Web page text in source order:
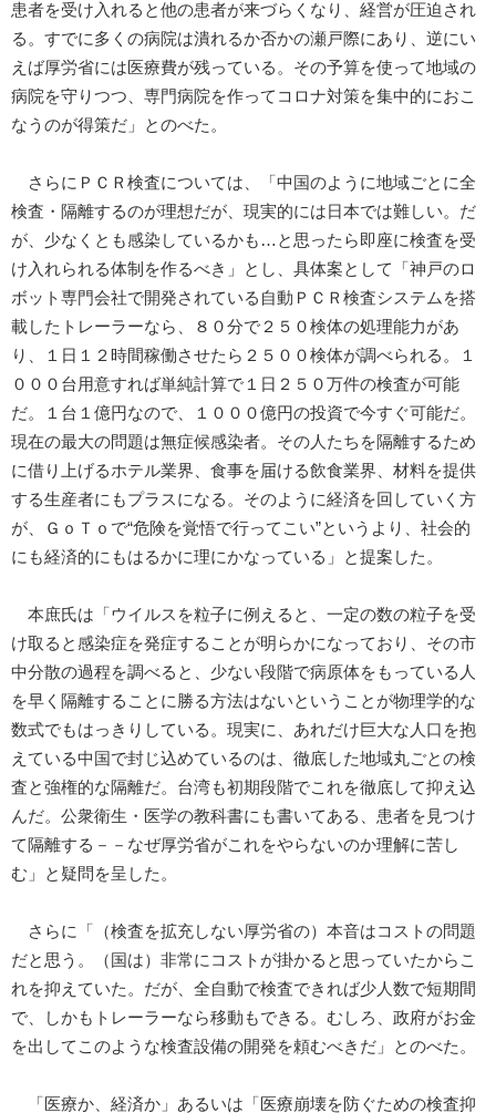
患者を受け入れると他の患者が来づらくなり、経営が圧迫され
る。すでに多くの病院は潰れるか否かの瀬戸際にあり、逆にい
えば厚労省には医療費が残っている。その予算を使って地域の
病院を守りつつ、専門病院を作ってコロナ対策を集中的におこ
なうのが得策だ」とのべた。
さらにＰＣＲ検査については、「中国のように地域ごとに全
検査・隔離するのが理想だが、現実的には日本では難しい。だ
が、少なくとも感染しているかも…と思ったら即座に検査を受
け入れられる体制を作るべき」とし、具体案として「神戸のロ
ボット専門会社で開発されている自動ＰＣＲ検査システムを搭
載したトレーラーなら、８０分で２５０検体の処理能力があ
り、１日１２時間稼働させたら２５００検体が調べられる。１
０００台用意すれば単純計算で１日２５０万件の検査が可能
だ。１台１億円なので、１０００億円の投資で今すぐ可能だ。
現在の最大の問題は無症候感染者。その人たちを隔離するため
に借り上げるホテル業界、食事を届ける飲食業界、材料を提供
する生産者にもプラスになる。そのように経済を回していく方
が、ＧｏＴｏで“危険を覚悟で行ってこい”というより、社会的
にも経済的にもはるかに理にかなっている」と提案した。
本庶氏は「ウイルスを粒子に例えると、一定の数の粒子を受
け取ると感染症を発症することが明らかになっており、その市
中分散の過程を調べると、少ない段階で病原体をもっている人
を早く隔離することに勝る方法はないということが物理学的な
数式でもはっきりしている。現実に、あれだけ巨大な人口を抱
えている中国で封じ込めているのは、徹底した地域丸ごとの検
査と強権的な隔離だ。台湾も初期段階でこれを徹底して抑え込
んだ。公衆衛生・医学の教科書にも書いてある、患者を見つけ
て隔離する－－なぜ厚労省がこれをやらないのか理解に苦し
む」と疑問を呈した。
さらに「（検査を拡充しない厚労省の）本音はコストの問題
だと思う。（国は）非常にコストが掛かると思っていたからこ
れを抑えていた。だが、全自動で検査できれば少人数で短期間
で、しかもトレーラーなら移動もできる。むしろ、政府がお金
を出してこのような検査設備の開発を頼むべきだ」とのべた。
「医療か、経済か」あるいは「医療崩壊を防ぐための検査抑